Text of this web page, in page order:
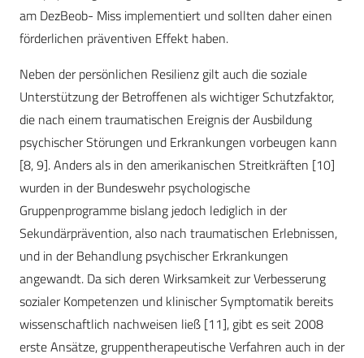
am DezBeob- Miss implementiert und sollten daher einen
förderlichen präventiven Effekt haben.
Neben der persönlichen Resilienz gilt auch die soziale
Unterstützung der Betroffenen als wichtiger Schutzfaktor,
die nach einem traumatischen Ereignis der Ausbildung
psychischer Störungen und Erkrankungen vorbeugen kann
[8, 9]. Anders als in den amerikanischen Streitkräften [10]
wurden in der Bundeswehr psychologische
Gruppenprogramme bislang jedoch lediglich in der
Sekundärprävention, also nach traumatischen Erlebnissen,
und in der Behandlung psychischer Erkrankungen
angewandt. Da sich deren Wirksamkeit zur Verbesserung
sozialer Kompetenzen und klinischer Symptomatik bereits
wissenschaftlich nachweisen ließ [11], gibt es seit 2008
erste Ansätze, gruppentherapeutische Verfahren auch in der